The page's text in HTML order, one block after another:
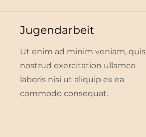
Jugendarbeit
Ut enim ad minim veniam, quis
nostrud exercitation ullamco
laboris nisi ut aliquip ex ea
commodo consequat.